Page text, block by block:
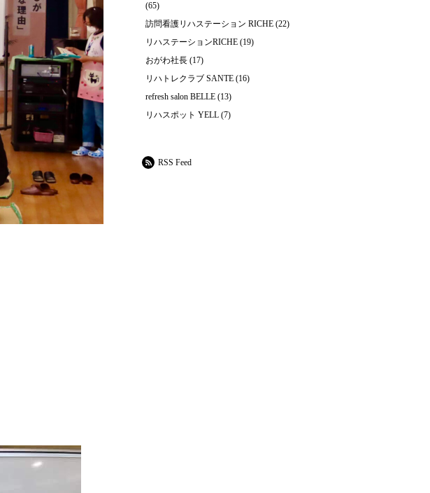
(65)
訪問看護リハステーション RICHE (22)
リハステーションRICHE (19)
おがわ社長 (17)
リハトレクラブ SANTE (16)
refresh salon BELLE (13)
リハスポット YELL (7)
RSS Feed